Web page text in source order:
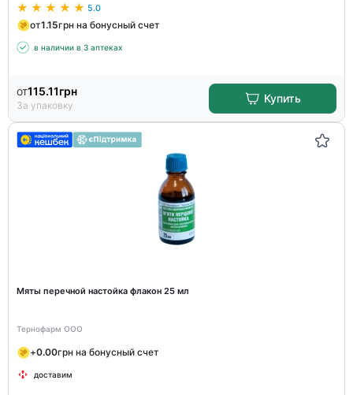
5.0
от1.15грн на бонусный счет
в наличии в 3 аптеках
от115.11грн
За упаковку
Купить
Мяты перечной настойка флакон 25 мл
Тернофарм ООО
+0.00грн на бонусный счет
доставим